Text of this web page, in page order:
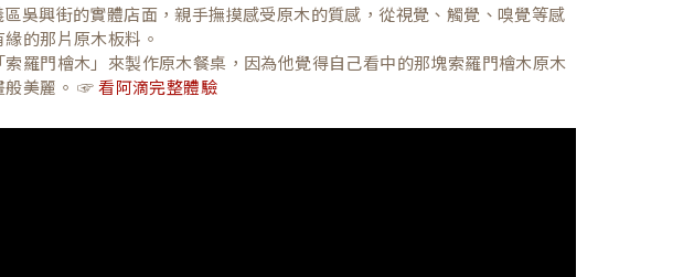
吳興街的實體店面，親手撫摸感受原木的質感，從視覺、觸覺、嗅覺等感
的那片原木板料。
羅門檜木」來製作原木餐桌，因為他覺得自己看中的那塊索羅門檜木原木
般美麗。 ☞看阿滴完整體驗